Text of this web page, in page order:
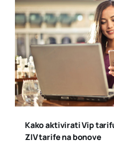
Kako aktivirati Vip
ZIV tarife na bonove